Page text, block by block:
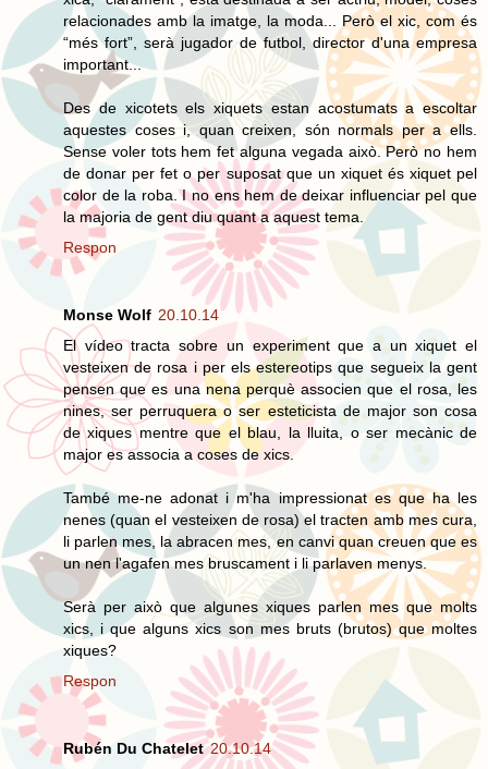
relacionades amb la imatge, la moda... Però el xic, com és
“més fort”, serà jugador de futbol, director d'una empresa
important...
Des de xicotets els xiquets estan acostumats a escoltar
aquestes coses i, quan creixen, són normals per a ells.
Sense voler tots hem fet alguna vegada això. Però no hem
de donar per fet o per suposat que un xiquet és xiquet pel
color de la roba. I no ens hem de deixar influenciar pel que
la majoria de gent diu quant a aquest tema.
Respon
Monse Wolf 20.10.14
El vídeo tracta sobre un experiment que a un xiquet el
vesteixen de rosa i per els estereotips que segueix la gent
pensen que es una nena perquè associen que el rosa, les
nines, ser perruquera o ser esteticista de major son cosa
de xiques mentre que el blau, la lluita, o ser mecànic de
major es associa a coses de xics.
També me-ne adonat i m'ha impressionat es que ha les
nenes (quan el vesteixen de rosa) el tracten amb mes cura,
li parlen mes, la abracen mes, en canvi quan creuen que es
un nen l'agafen mes bruscament i li parlaven menys.
Serà per això que algunes xiques parlen mes que molts
xics, i que alguns xics son mes bruts (brutos) que moltes
xiques?
Respon
Rubén Du Chatelet 20.10.14